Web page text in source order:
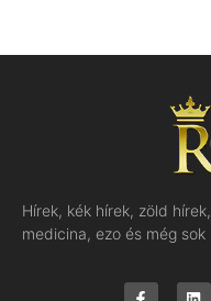
Hírek, kék hírek, zöld
medicina, ezo és még